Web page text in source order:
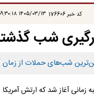
کد خبر176606 ۱۴۰۵/۰۳/۱۳ ۰۹:۳۰:۱۸
شب
شب‌های حملات از
آغاز شد که ارتش آمریکا